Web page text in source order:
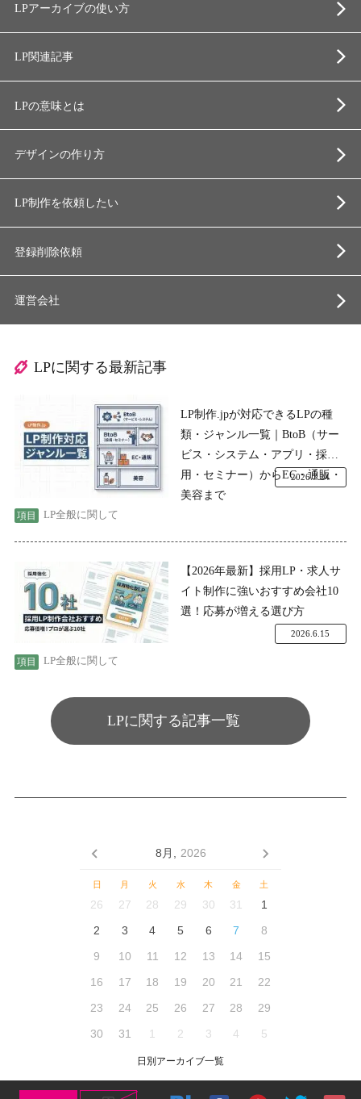
LPアーカイブの使い方
LP関連記事
LPの意味とは
デザインの作り方
LP制作を依頼したい
登録削除依頼
運営会社
LPに関する最新記事
LP制作.jpが対応できるLPの種
類・ジャンル一覧｜BtoB（サー
ビス・システム・アプリ・採
用・セミナー）からEC・通販・
美容まで
LP全般に関して
2026.7.24
【2026年最新】採用LP・求人サ
イト制作に強いおすすめ会社10
選！応募が増える選び方
LP全般に関して
2026.6.15
LPに関する記事一覧
8月, 2026
日 月 火 水 木 金 土
26 27 28 29 30 31
1
2
3 4 5 6 7
8
9
10 11 12 13 14
15
16
17 18 19 20 21
22
23
24 25 26 27 28
29
30
31 1 2 3 4 5
日別アーカイブ一覧